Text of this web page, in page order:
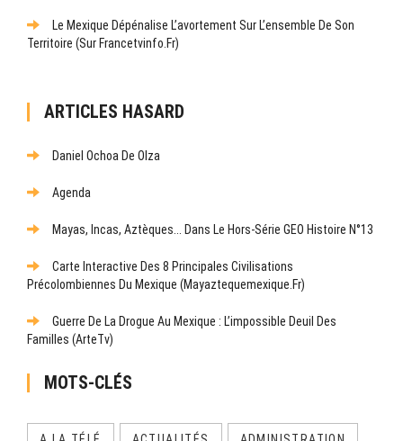
Le Mexique Dépénalise L’avortement Sur L’ensemble De Son
Territoire (sur Francetvinfo.fr)
ARTICLES HASARD
Daniel Ochoa De Olza
Agenda
Mayas, Incas, Aztèques... Dans Le Hors-Série GEO Histoire N°13
Carte Interactive Des 8 Principales Civilisations
Précolombiennes Du Mexique (mayaztequemexique.fr)
Guerre De La Drogue Au Mexique : L’impossible Deuil Des
Familles (ArteTv)
MOTS-CLÉS